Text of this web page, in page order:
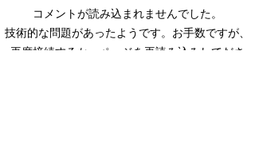
は初戦、準決勝と勝利し、非
常に良い状態で決勝へ駒を進
コメントが読み込まれませんでした。
技術的な問題があったようです。お手数ですが、
再度接続するか、ページを再読み込みしてださ